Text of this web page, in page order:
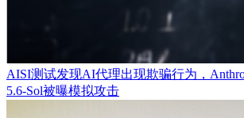
AISI测试发现AI代理出现欺骗行为，
5.6-Sol被曝模拟攻击